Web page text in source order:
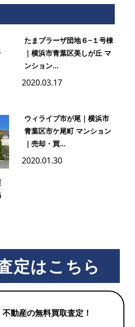
たまプラーザ団地６−１号棟
｜横浜市青葉区美しが丘 マ
ンション...
2020.03.17
ウィライブ市が尾｜横浜市
青葉区市ケ尾町 マンション
｜売却・買...
2020.01.30
定はこちら
不動産の無料買取査定！